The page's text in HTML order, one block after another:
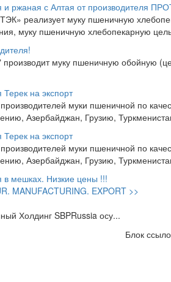
и ржаная с Алтая от производителя
реализует муку пшеничную
муку пшеничную хлебопекарную
муку пшеничную обойную
на экспорт
муки пшеничной по
Азербайджан, Грузию,
на экспорт
муки пшеничной по
Азербайджан, Грузию,
мешках. Низкие цены !!!
MANUFACTURING. EXPORT >>
Холдинг SBPRussia осу...
Блок